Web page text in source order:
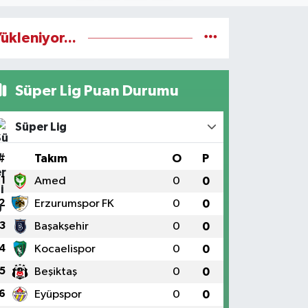
Süper Lig Puan Durumu
Süper Lig
Takım O P
1 Amed 0 0
Erzurumspor FK 0 0
3 Başakşehir 0 0
Kocaelispor 0 0
5 Beşiktaş 0 0
Eyüpspor 0 0